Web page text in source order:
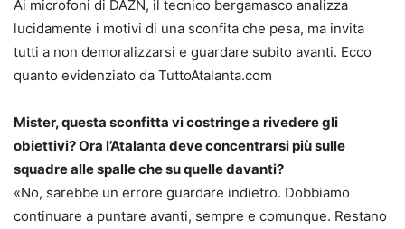
Ai microfoni di DAZN, il tecnico bergamasco analizza
lucidamente i motivi di una sconfita che pesa, ma invita
tutti a non demoralizzarsi e guardare subito avanti. Ecco
quanto evidenziato da TuttoAtalanta.com
Mister, questa sconfitta vi costringe a rivedere gli
obiettivi? Ora l’Atalanta deve concentrarsi più sulle
squadre alle spalle che su quelle davanti?
«No, sarebbe un errore guardare indietro. Dobbiamo
continuare a puntare avanti, sempre e comunque. Restano